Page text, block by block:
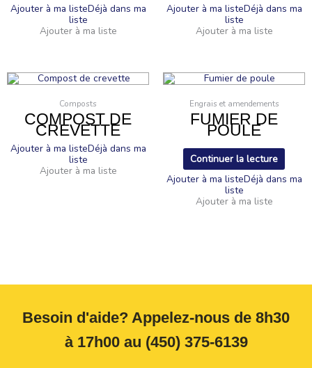
Ajouter à ma listeDéjà dans ma
liste
Ajouter à ma liste
Ajouter à ma listeDéjà dans ma
liste
Ajouter à ma liste
Composts
COMPOST DE
CREVETTE
Ajouter à ma listeDéjà dans ma
liste
Ajouter à ma liste
Engrais et amendements
FUMIER DE
POULE
Continuer la lecture
Ajouter à ma listeDéjà dans ma
liste
Ajouter à ma liste
Besoin d'aide? Appelez-nous de 8h30
à 17h00 au (450) 375-6139